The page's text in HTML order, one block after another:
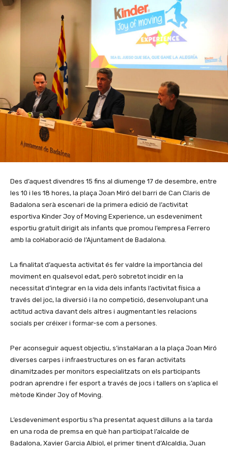
Des d’aquest divendres 15 fins al diumenge 17 de desembre, entre
les 10 i les 18 hores, la plaça Joan Miró del barri de Can Claris de
Badalona serà escenari de la primera edició de l’activitat
esportiva Kinder Joy of Moving Experience, un esdeveniment
esportiu gratuït dirigit als infants que promou l’empresa Ferrero
amb la col·laboració de l’Ajuntament de Badalona.
La finalitat d’aquesta activitat és fer valdre la importància del
moviment en qualsevol edat, però sobretot incidir en la
necessitat d’integrar en la vida dels infants l’activitat física a
través del joc, la diversió i la no competició, desenvolupant una
actitud activa davant dels altres i augmentant les relacions
socials per créixer i formar-se com a persones.
Per aconseguir aquest objectiu, s’instal·laran a la plaça Joan Miró
diverses carpes i infraestructures on es faran activitats
dinamitzades per monitors especialitzats on els participants
podran aprendre i fer esport a través de jocs i tallers on s’aplica el
mètode Kinder Joy of Moving.
L’esdeveniment esportiu s’ha presentat aquest dilluns a la tarda
en una roda de premsa en què han participat l’alcalde de
Badalona, Xavier Garcia Albiol, el primer tinent d’Alcaldia, Juan